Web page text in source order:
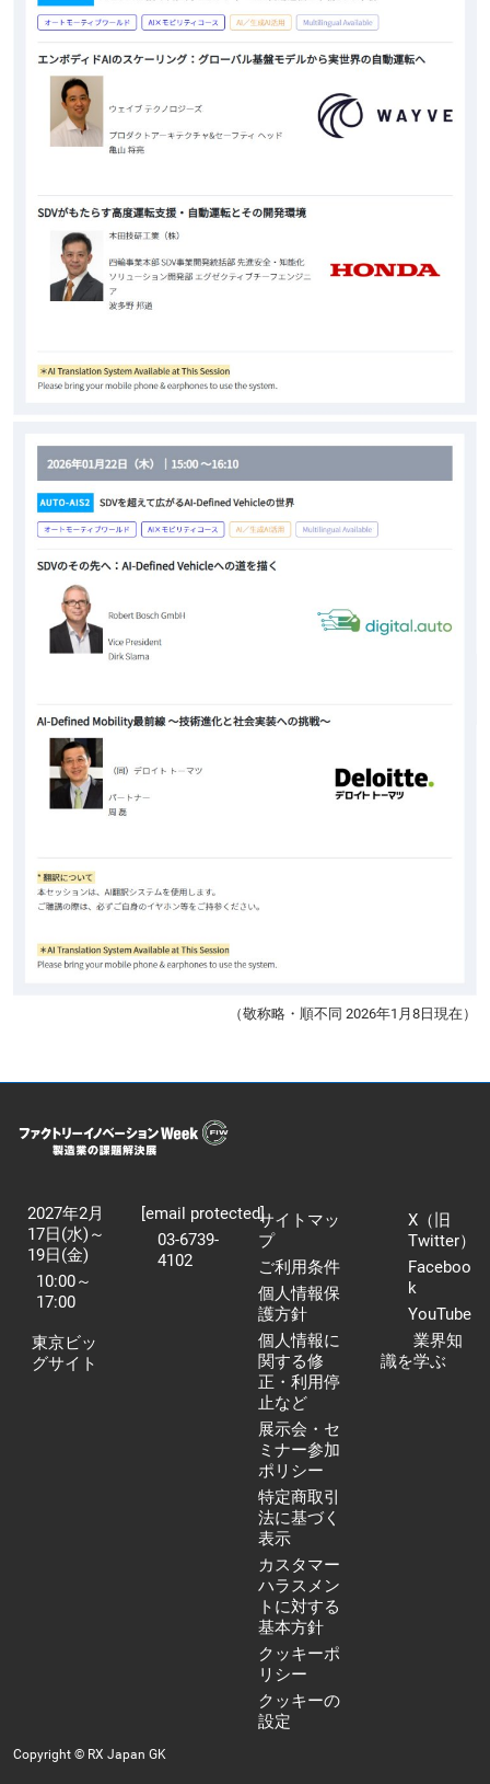
（敬称略・順不同 2026年1月8日現在）
2027年2月
17日(水)～
19日(金)
10:00～
17:00
東京ビッ
グサイト
[email protected]
03-6739-
4102
サイトマッ
プ
ご利用条件
個人情報保
護方針
個人情報に
関する修
正・利用停
止など
展示会・セ
ミナー参加
ポリシー
特定商取引
法に基づく
表示
カスタマー
ハラスメン
トに対する
基本方針
クッキーポ
リシー
クッキーの
設定
X（旧
Twitter）
Faceboo
k
YouTube
業界知
識を学ぶ
Copyright © RX Japan GK